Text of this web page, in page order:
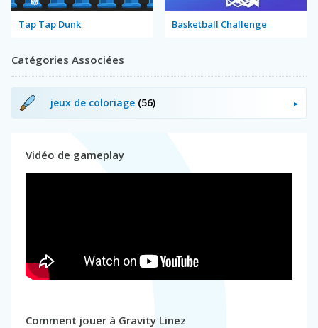
Tap Tap Dunk Basketball Challenge
Catégories Associées
jeux de coloriage (56)
Vidéo de gameplay
Comment jouer à Gravity Linez